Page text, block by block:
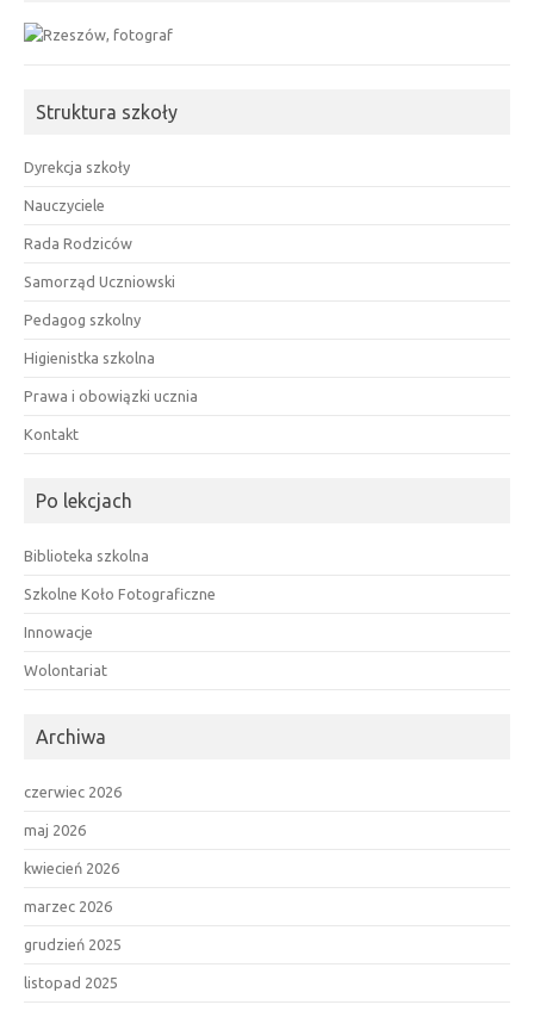
Struktura szkoły
Dyrekcja szkoły
Nauczyciele
Rada Rodziców
Samorząd Uczniowski
Pedagog szkolny
Higienistka szkolna
Prawa i obowiązki ucznia
Kontakt
Po lekcjach
Biblioteka szkolna
Szkolne Koło Fotograficzne
Innowacje
Wolontariat
Archiwa
czerwiec 2026
maj 2026
kwiecień 2026
marzec 2026
grudzień 2025
listopad 2025